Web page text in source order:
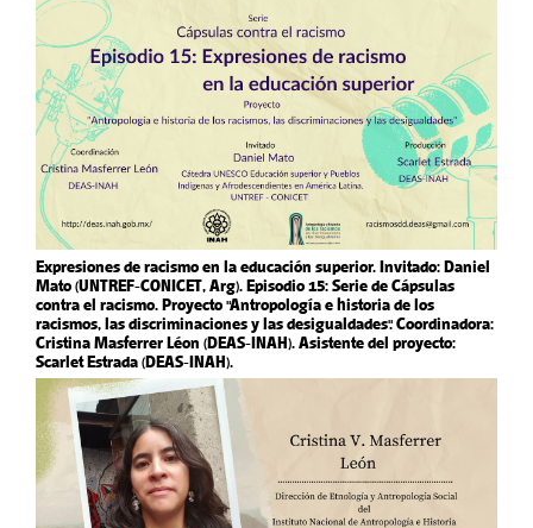
Expresiones de racismo en la educación superior. Invitado: Daniel
Mato (UNTREF-CONICET, Arg). Episodio 15: Serie de Cápsulas
contra el racismo. Proyecto "Antropología e historia de los
racismos, las discriminaciones y las desigualdades". Coordinadora:
Cristina Masferrer Léon (DEAS-INAH). Asistente del proyecto:
Scarlet Estrada (DEAS-INAH).